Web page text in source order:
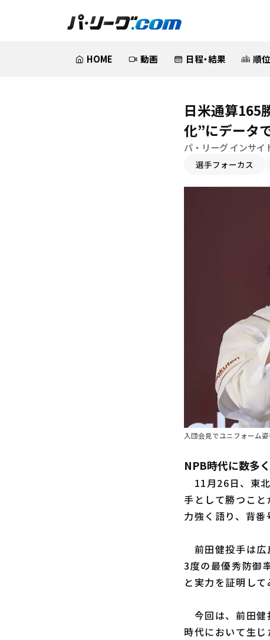
HOME 動画 日程・結果 順
日米通算165
化”にデータ
パ・リーグ インサイ
選手フォーカス
入団会見でユニフォーム
NPB時代に数多
11月26日、東
手として勝つこ
力強く語り、背番
前田健投手は広
3度の最優秀防御
と実力を証明して
今回は、前田健
時代において生